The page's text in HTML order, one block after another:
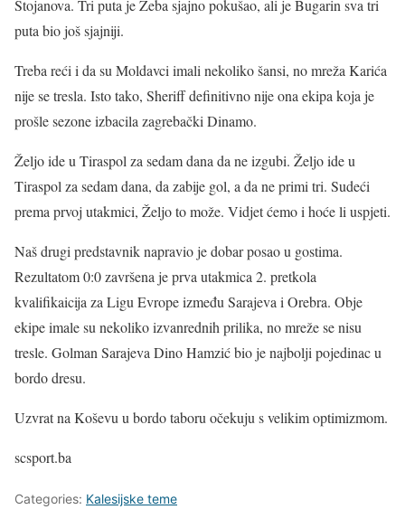
Stojanova. Tri puta je Zeba sjajno pokušao, ali je Bugarin sva tri
puta bio još sjajniji.
Treba reći i da su Moldavci imali nekoliko šansi, no mreža Karića
nije se tresla. Isto tako, Sheriff definitivno nije ona ekipa koja je
prošle sezone izbacila zagrebački Dinamo.
Željo ide u Tiraspol za sedam dana da ne izgubi. Željo ide u
Tiraspol za sedam dana, da zabije gol, a da ne primi tri. Sudeći
prema prvoj utakmici, Željo to može. Vidjet ćemo i hoće li uspjeti.
Naš drugi predstavnik napravio je dobar posao u gostima.
Rezultatom 0:0 završena je prva utakmica 2. pretkola
kvalifikaicija za Ligu Evrope između Sarajeva i Orebra. Obje
ekipe imale su nekoliko izvanrednih prilika, no mreže se nisu
tresle. Golman Sarajeva Dino Hamzić bio je najbolji pojedinac u
bordo dresu.
Uzvrat na Koševu u bordo taboru očekuju s velikim optimizmom.
scsport.ba
Categories: Kalesijske teme